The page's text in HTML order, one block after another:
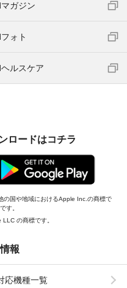
ガジン
ォト
ルスケア
ロードはコチラ
の国や地域におけるApple Inc.の商標で
す。
の商標です。
報
応機種一覧